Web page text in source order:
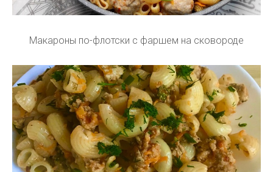
Макароны по-флотски с фаршем на сковороде